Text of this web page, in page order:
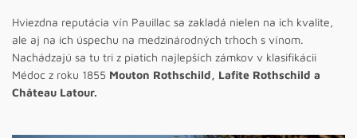
Hviezdna reputácia vín Pauillac sa zakladá nielen na ich kvalite,
ale aj na ich úspechu na medzinárodných trhoch s vínom.
Nachádzajú sa tu tri z piatich najlepších zámkov v klasifikácii
Médoc z roku 1855 Mouton Rothschild, Lafite Rothschild a
Château Latour.